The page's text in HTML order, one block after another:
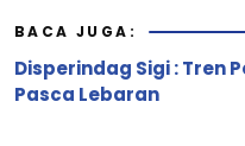
BACA JUGA:
Disperindag Sigi : Tren
Pasca Lebaran